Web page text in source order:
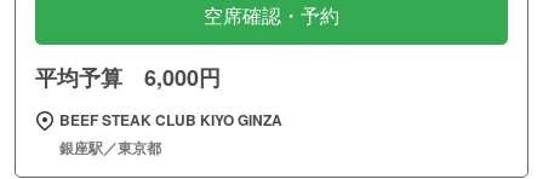
空席確認・予約
平均予算 6,000円
BEEF STEAK CLUB KIYO GINZA
銀座駅／東京都